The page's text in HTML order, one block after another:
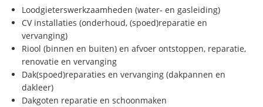
Loodgieterswerkzaamheden (water- en gasleiding)
CV installaties (onderhoud, (spoed)reparatie en
vervanging)
Riool (binnen en buiten) en afvoer ontstoppen, reparatie,
renovatie en vervanging
Dak(spoed)reparaties en vervanging (dakpannen en
dakleer)
Dakgoten reparatie en schoonmaken